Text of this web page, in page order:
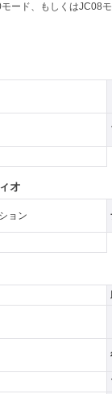
ード、もしくはJC08
オ
ョン